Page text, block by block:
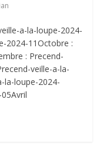
a-la-loupe-2024-
2024-11Octobre :
: Precend-
veille-a-la-
la-loupe-2024-